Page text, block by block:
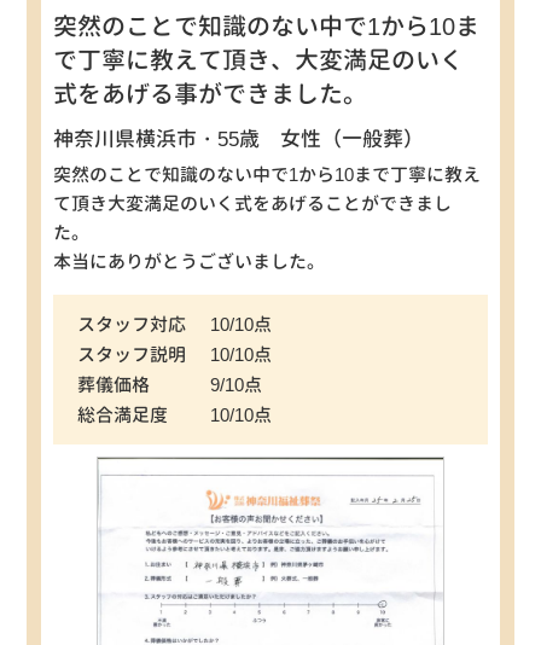
突然のことで知識のない中で1から10ま
で丁寧に教えて頂き、大変満足のいく
式をあげる事ができました。
神奈川県横浜市・55歳 女性（一般葬）
突然のことで知識のない中で1から10まで丁寧に教え
て頂き大変満足のいく式をあげることができまし
た。
本当にありがとうございました。
スタッフ対応
10/10点
スタッフ説明
10/10点
葬儀価格
9/10点
総合満足度
10/10点